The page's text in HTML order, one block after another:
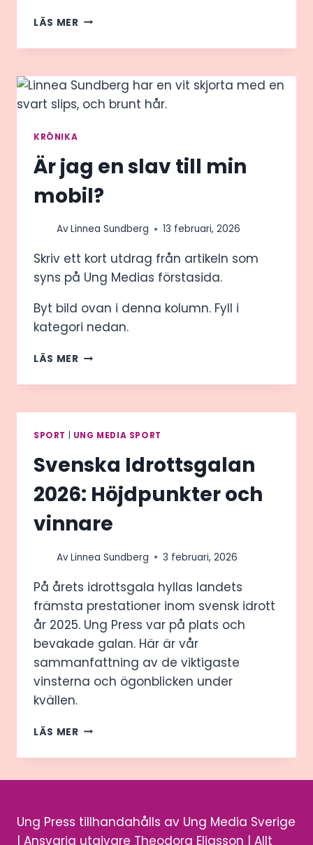
LÄS MERDRÖMJOBBET
FEM
FÖR
ATT
BLI
KRÖNIKA
Är jag en slav till min
mobil?
AvLinnea Sundberg 13 februari, 2026
Skriv ett kort utdrag från artikeln som
syns på Ung Medias förstasida.
Byt bild ovan i denna kolumn. Fyll i
kategori nedan.
LÄS MERÄR
EN
TILL
MIN
SPORT UNG MEDIA SPORT
Svenska Idrottsgalan
2026: Höjdpunkter och
vinnare
AvLinnea Sundberg 3 februari, 2026
På årets idrottsgala hyllas landets
främsta prestationer inom svensk idrott
år 2025. Ung Press var på plats och
bevakade galan. Här är vår
sammanfattning av de viktigaste
vinsterna och ögonblicken under
kvällen.
LÄS MERSVENSKA
2026:
Ung Press tillhandahålls av Ung Media Sverige
| Ansvarig utgivare Theodora Eliasson | Allt